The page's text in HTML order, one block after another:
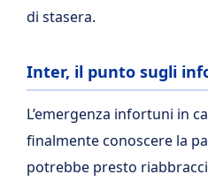
di stasera.
Inter, il punto sugli
L’emergenza infortuni in
finalmente conoscere la
potrebbe presto